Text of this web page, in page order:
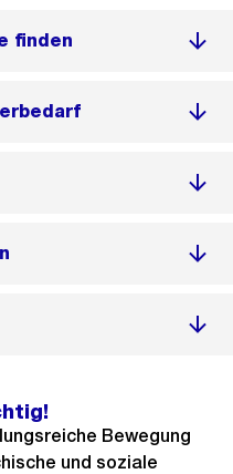
finden
Bewegung
und soziale